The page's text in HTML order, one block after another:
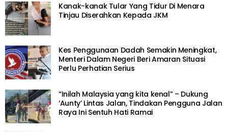
Kanak-kanak Tular Yang Tidur Di Menara
Tinjau Diserahkan Kepada JKM
Kes Penggunaan Dadah Semakin Meningkat,
Menteri Dalam Negeri Beri Amaran Situasi
Perlu Perhatian Serius
“Inilah Malaysia yang kita kenal” – Dukung
‘Aunty’ Lintas Jalan, Tindakan Pengguna Jalan
Raya Ini Sentuh Hati Ramai